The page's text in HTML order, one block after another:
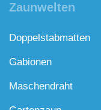
Zaunwelten
Doppelstabmatten
Gabionen
Maschendraht